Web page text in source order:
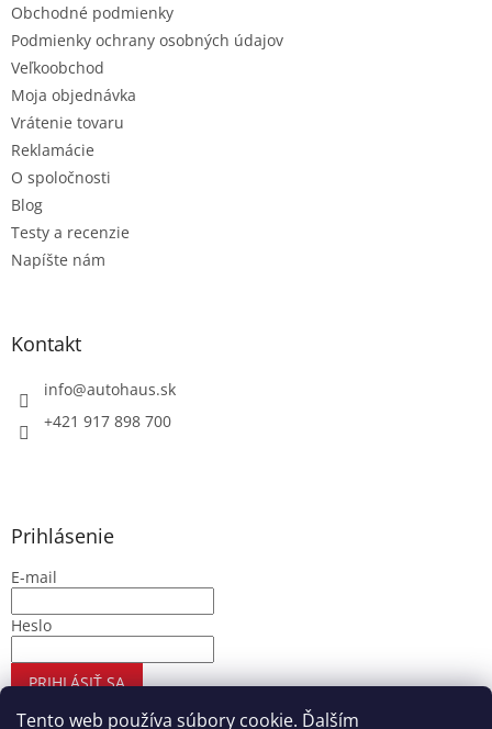
Tento web používa súbory cookie. Ďalším
Obchodné podmienky
Podmienky ochrany osobných údajov
Veľkoobchod
Moja objednávka
Vrátenie tovaru
Reklamácie
O spoločnosti
Blog
Testy a recenzie
Napíšte nám
Kontakt
info@autohaus.sk
+421 917 898 700
Prihlásenie
E-mail
Heslo
PRIHLÁSIŤ SA
Nová registrácia Zabudnuté heslo